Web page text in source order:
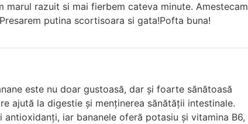
marul razuit si mai fierbem cateva minute. Amestecam
putina scortisoara si gata!Pofta buna!
este nu doar gustoasă, dar și foarte sănătoasă
ajută la digestie și menținerea sănătății intestinale.
iar bananele oferă potasiu și vitamina B6,